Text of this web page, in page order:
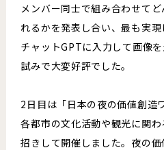
メンバー同士で組み合わせて
れるかを発表し合い、最も実現
チャットGPTに入力して画像
試みで大変好評でした。
2日目は「日本の夜の価値創造
各都市の文化活動や観光に関
招きして開催しました。夜の